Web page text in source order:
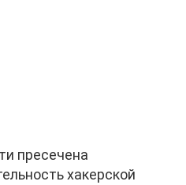
пресечена
хакерской